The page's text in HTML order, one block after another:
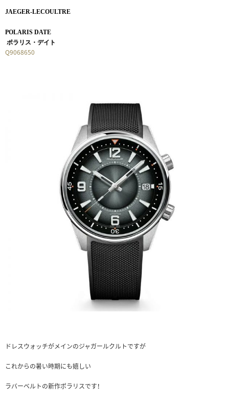
JAEGER-LECOULTRE
POLARIS DATE
ポラリス・デイト
Q9068650
ドレスウォッチがメインのジャガールクルトですが
これからの暑い時期にも嬉しい
ラバーベルトの新作ポラリスです！